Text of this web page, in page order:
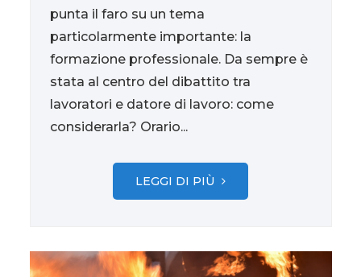
punta il faro su un tema
particolarmente importante: la
formazione professionale. Da sempre è
stata al centro del dibattito tra
lavoratori e datore di lavoro: come
considerarla? Orario...
LEGGI DI PIÙ